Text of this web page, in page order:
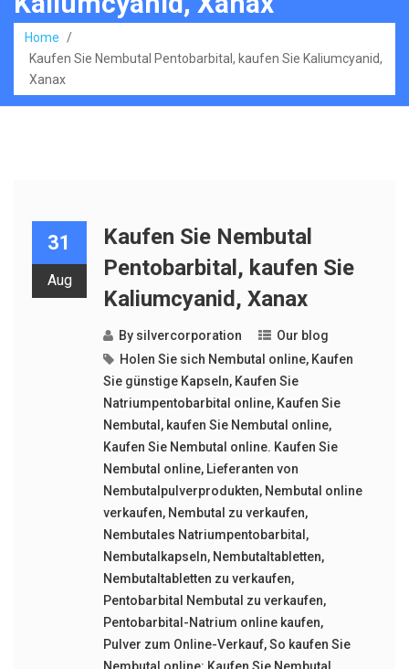
Home
/
Kaufen Sie Nembutal Pentobarbital, kaufen Sie Kaliumcyanid,
Xanax
31
Aug
Kaufen Sie Nembutal
Pentobarbital, kaufen Sie
Kaliumcyanid, Xanax
By silvercorporation
Our blog
Holen Sie sich Nembutal online, Kaufen
Sie günstige Kapseln, Kaufen Sie
Natriumpentobarbital online, Kaufen Sie
Nembutal , kaufen Sie Nembutal online,
Kaufen Sie Nembutal online. Kaufen Sie
Nembutal online, Lieferanten von
Nembutalpulverprodukten, Nembutal online
verkaufen, Nembutal zu verkaufen,
Nembutales Natriumpentobarbital ,
Nembutalkapseln, Nembutaltabletten,
Nembutaltabletten zu verkaufen,
Pentobarbital Nembutal zu verkaufen,
Pentobarbital-Natrium online kaufen,
Pulver zum Online-Verkauf,So kaufen Sie